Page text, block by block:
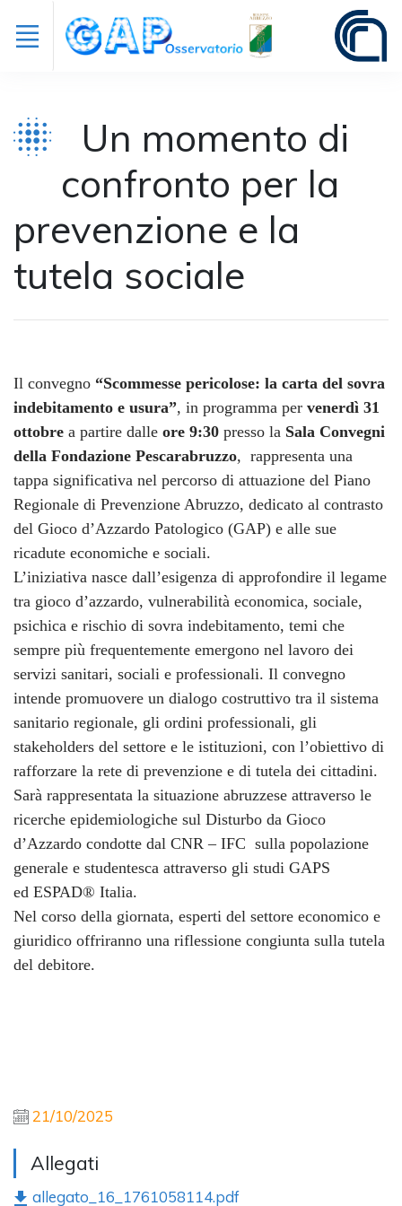
Un momento di
confronto per la
prevenzione e la
tutela sociale
Il convegno “Scommesse pericolose: la carta del sovra
indebitamento e usura”, in programma per venerdì 31
ottobre a partire dalle ore 9:30 presso la Sala Convegni
della Fondazione Pescarabruzzo, rappresenta una
tappa significativa nel percorso di attuazione del Piano
Regionale di Prevenzione Abruzzo, dedicato al contrasto
del Gioco d’Azzardo Patologico (GAP) e alle sue
ricadute economiche e sociali.
L’iniziativa nasce dall’esigenza di approfondire il legame
tra gioco d’azzardo, vulnerabilità economica, sociale,
psichica e rischio di sovra indebitamento, temi che
sempre più frequentemente emergono nel lavoro dei
servizi sanitari, sociali e professionali. Il convegno
intende promuovere un dialogo costruttivo tra il sistema
sanitario regionale, gli ordini professionali, gli
stakeholders del settore e le istituzioni, con l’obiettivo di
rafforzare la rete di prevenzione e di tutela dei cittadini.
Sarà rappresentata la situazione abruzzese attraverso le
ricerche epidemiologiche sul Disturbo da Gioco
d’Azzardo condotte dal CNR – IFC sulla popolazione
generale e studentesca attraverso gli studi GAPS
ed ESPAD® Italia.
Nel corso della giornata, esperti del settore economico e
giuridico offriranno una riflessione congiunta sulla tutela
del debitore.
21/10/2025
Allegati
allegato_16_1761058114.pdf